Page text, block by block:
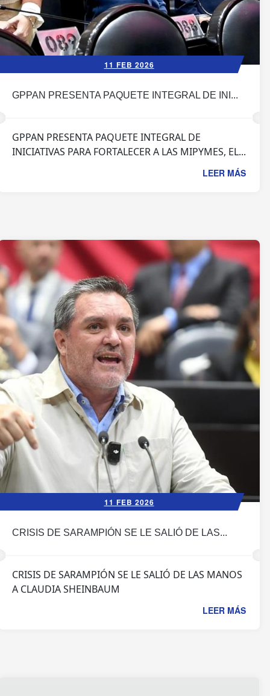
11 FEB 2026
GPPAN PRESENTA PAQUETE INTEGRAL DE INI...
GPPAN PRESENTA PAQUETE INTEGRAL DE
INICIATIVAS PARA FORTALECER A LAS MIPYMES, EL...
LEER MÁS
11 FEB 2026
CRISIS DE SARAMPIÓN SE LE SALIÓ DE LAS...
CRISIS DE SARAMPIÓN SE LE SALIÓ DE LAS MANOS
A CLAUDIA SHEINBAUM
LEER MÁS